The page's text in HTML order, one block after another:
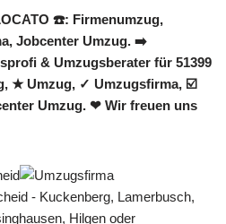
☎️: Firmenumzug,
Jobcenter Umzug. ➡️
& Umzugsberater für 51399
★ Umzug, ✓ Umzugsfirma, ☑️
Umzug. ❤ Wir freuen uns